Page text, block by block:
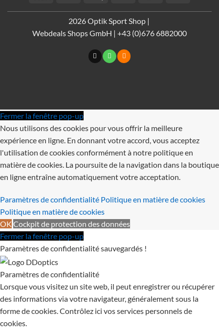
2026 Optik Sport Shop |
Webdeals Shops GmbH | +43 (0)676 6882000
Fermer la fenêtre pop-up
Nous utilisons des cookies pour vous offrir la meilleure
expérience en ligne. En donnant votre accord, vous acceptez
l'utilisation de cookies conformément à notre politique en
matière de cookies. La poursuite de la navigation dans la boutique
en ligne entraîne automatiquement votre acceptation.
Paramètres de confidentialité Politique en matière de cookies
Politique en matière de cookies
OK Cockpit de protection des données
Fermer la fenêtre pop-up
Paramètres de confidentialité sauvegardés !
Paramètres de confidentialité
Lorsque vous visitez un site web, il peut enregistrer ou récupérer
des informations via votre navigateur, généralement sous la
forme de cookies. Contrôlez ici vos services personnels de
cookies.